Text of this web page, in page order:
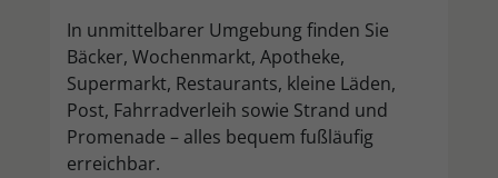
In unmittelbarer Umgebung finden Sie
Bäcker, Wochenmarkt, Apotheke,
Supermarkt, Restaurants, kleine Läden,
Post, Fahrradverleih sowie Strand und
Promenade – alles bequem fußläufig
erreichbar.